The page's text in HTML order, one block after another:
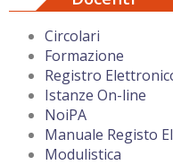
Circolari
Formazione
Registro
Istanze On-line
NoiPA
Manuale Registo
Modulistica